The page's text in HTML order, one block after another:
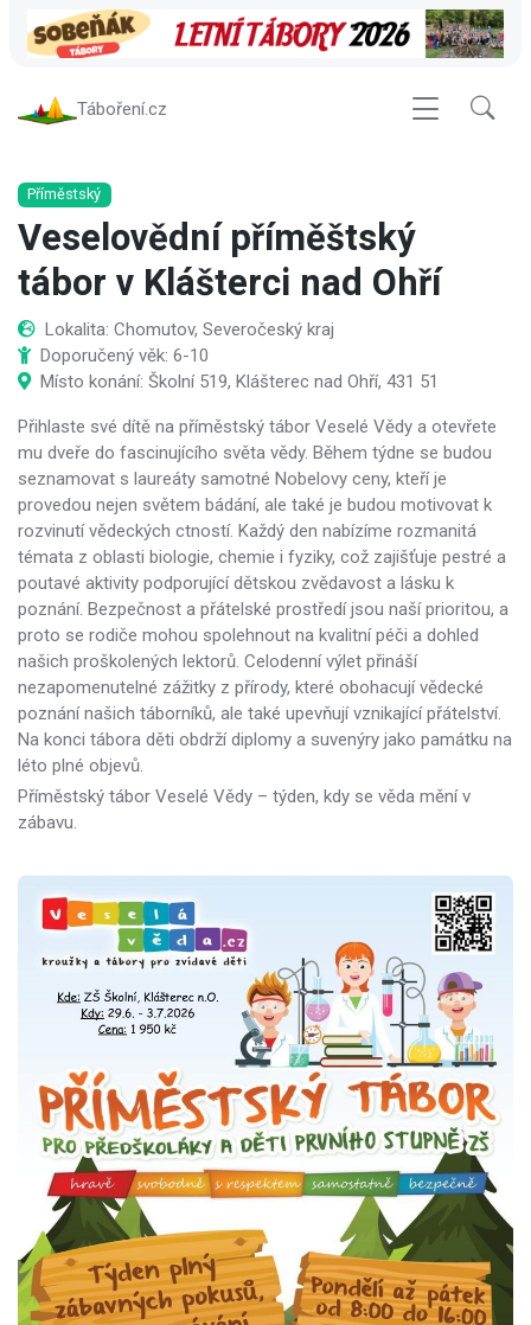
Táboření.cz
Příměstský
Veselovědní příměštský
tábor v Klášterci nad Ohří
Lokalita: Chomutov, Severočeský kraj
Doporučený věk: 6-10
Místo konání: Školní 519, Klášterec nad Ohří, 431 51
Přihlaste své dítě na příměstský tábor Veselé Vědy a otevřete
mu dveře do fascinujícího světa vědy. Během týdne se budou
seznamovat s laureáty samotné Nobelovy ceny, kteří je
provedou nejen světem bádání, ale také je budou motivovat k
rozvinutí vědeckých ctností. Každý den nabízíme rozmanitá
témata z oblasti biologie, chemie i fyziky, což zajišťuje pestré a
poutavé aktivity podporující dětskou zvědavost a lásku k
poznání. Bezpečnost a přátelské prostředí jsou naší prioritou, a
proto se rodiče mohou spolehnout na kvalitní péči a dohled
našich proškolených lektorů. Celodenní výlet přináší
nezapomenutelné zážitky z přírody, které obohacují vědecké
poznání našich táborníků, ale také upevňují vznikající přátelství.
Na konci tábora děti obdrží diplomy a suvenýry jako památku na
léto plné objevů.
Příměstský tábor Veselé Vědy – týden, kdy se věda mění v
zábavu.